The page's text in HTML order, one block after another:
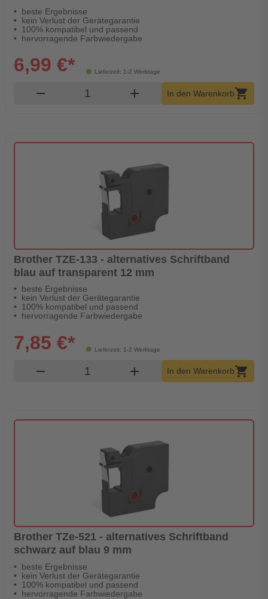
beste Ergebnisse
kein Verlust der Gerätegarantie
100% kompatibel und passend
hervorragende Farbwiedergabe
Lieferzeit: 1-2 Werktage
6,99 €*
remove Produkt Warenkorb Menge
add In den Warenkorbshopping_cart
Brother TZE-133 - alternatives Schriftband
blau auf transparent 12 mm
beste Ergebnisse
kein Verlust der Gerätegarantie
100% kompatibel und passend
hervorragende Farbwiedergabe
Lieferzeit: 1-2 Werktage
7,85 €*
remove Produkt Warenkorb Menge
add In den Warenkorbshopping_cart
Brother TZe-521 - alternatives Schriftband
schwarz auf blau 9 mm
beste Ergebnisse
kein Verlust der Gerätegarantie
100% kompatibel und passend
hervorragende Farbwiedergabe